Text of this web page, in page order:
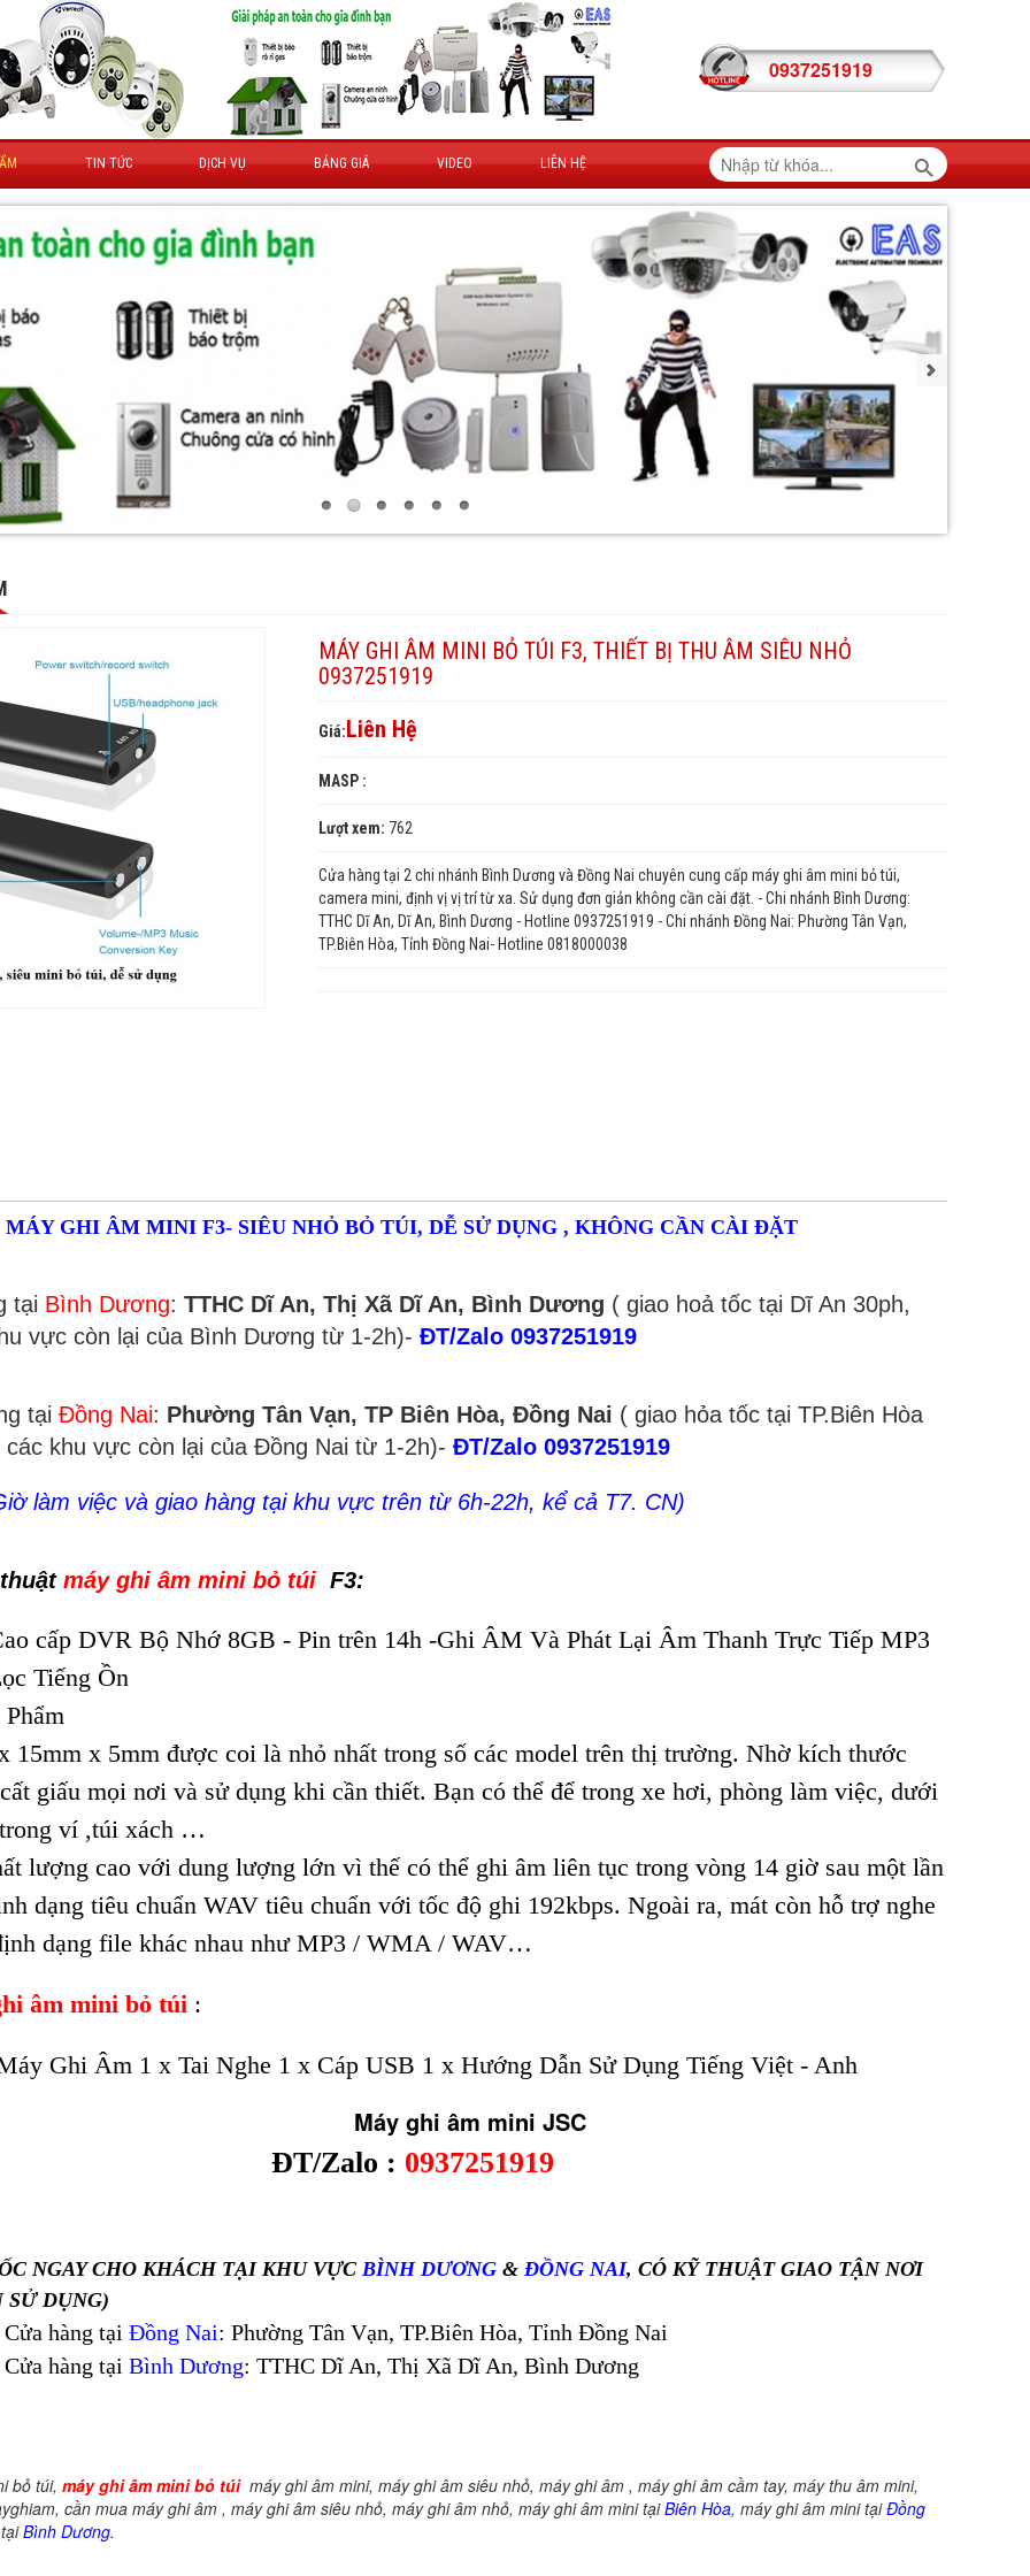
0937251919
TIN TỨC DỊCH VỤ BẢNG GIÁ VIDEO LIÊN HỆ
MÁY GHI ÂM MINI BỎ TÚI F3, THIẾT BỊ THU ÂM SIÊU NHỎ
0937251919
Giá:Liên Hệ
MASP :
Lượt xem: 762
Cửa hàng tại 2 chi nhánh Bình Dương và Đồng Nai chuyên cung cấp máy ghi âm mini bỏ túi,
camera mini, định vị vị trí từ xa. Sử dụng đơn giản không cần cài đặt. - Chi nhánh Bình Dương:
TTHC Dĩ An, Dĩ An, Bình Dương - Hotline 0937251919 - Chi nhánh Đồng Nai: Phường Tân Vạn,
TP.Biên Hòa, Tỉnh Đồng Nai- Hotline 0818000038
MÁY GHI ÂM MINI F3- SIÊU NHỎ BỎ TÚI, DỄ SỬ DỤNG , KHÔNG CẦN CÀI ĐẶT
tại Bình Dương: TTHC Dĩ An, Thị Xã Dĩ An, Bình Dương ( giao hoả tốc tại Dĩ An 30ph,
vực còn lại của Bình Dương từ 1-2h)- ĐT/Zalo 0937251919
tại Đồng Nai: Phường Tân Vạn, TP Biên Hòa, Đồng Nai ( giao hỏa tốc tại TP.Biên Hòa
các khu vực còn lại của Đồng Nai từ 1-2h)- ĐT/Zalo 0937251919
làm việc và giao hàng tại khu vực trên từ 6h-22h, kể cả T7. CN)
máy ghi âm mini bỏ túi F3:
cấp DVR Bộ Nhớ 8GB - Pin trên 14h -Ghi ÂM Và Phát Lại Âm Thanh Trực Tiếp MP3
Tiếng Ồn
15mm x 5mm được coi là nhỏ nhất trong số các model trên thị trường. Nhờ kích thước
giấu mọi nơi và sử dụng khi cần thiết. Bạn có thể để trong xe hơi, phòng làm việc, dưới
ví ,túi xách …
lượng cao với dung lượng lớn vì thế có thể ghi âm liên tục trong vòng 14 giờ sau một lần
dạng tiêu chuẩn WAV tiêu chuẩn với tốc độ ghi 192kbps. Ngoài ra, mát còn hỗ trợ nghe
dạng file khác nhau như MP3 / WMA / WAV…
âm mini bỏ túi :
Ghi Âm 1 x Tai Nghe 1 x Cáp USB 1 x Hướng Dẫn Sử Dụng Tiếng Việt - Anh
ghi âm mini JSC
ĐT/Zalo : 0937251919
NGAY CHO KHÁCH TẠI KHU VỰC BÌNH DƯƠNG & ĐỒNG NAI, CÓ KỸ THUẬT GIAO TẬN NƠI
SỬ DỤNG)
tại Đồng Nai: Phường Tân Vạn, TP.Biên Hòa, Tỉnh Đồng Nai
tại Bình Dương: TTHC Dĩ An, Thị Xã Dĩ An, Bình Dương
bỏ túi, máy ghi âm mini bỏ túi máy ghi âm mini, máy ghi âm siêu nhỏ, máy ghi âm , máy ghi âm cầm tay, máy thu âm mini,
cần mua máy ghi âm , máy ghi âm siêu nhỏ, máy ghi âm nhỏ, máy ghi âm mini tạiBiên Hòa, máy ghi âm mini tạiĐồng
Bình Dương.